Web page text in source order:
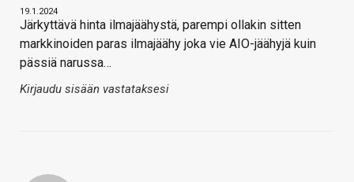
19.1.2024
Järkyttävä hinta ilmajäähystä, parempi ollakin sitten
markkinoiden paras ilmajäähy joka vie AIO-jäähyjä kuin
pässiä narussa…
Kirjaudu sisään vastataksesi